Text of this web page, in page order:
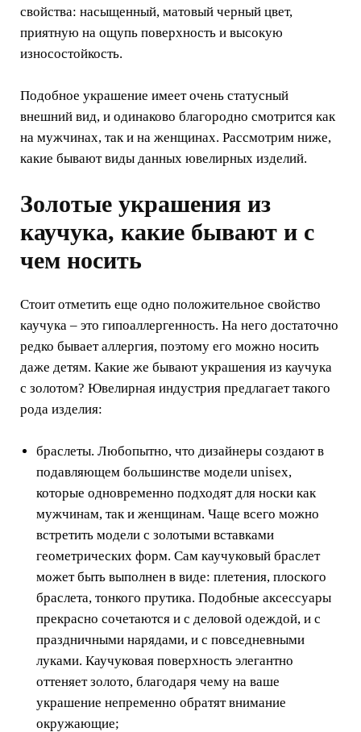
свойства: насыщенный, матовый черный цвет,
приятную на ощупь поверхность и высокую
износостойкость.
Подобное украшение имеет очень статусный
внешний вид, и одинаково благородно смотрится как
на мужчинах, так и на женщинах. Рассмотрим ниже,
какие бывают виды данных ювелирных изделий.
Золотые украшения из
каучука, какие бывают и с
чем носить
Стоит отметить еще одно положительное свойство
каучука – это гипоаллергенность. На него достаточно
редко бывает аллергия, поэтому его можно носить
даже детям. Какие же бывают украшения из каучука
с золотом? Ювелирная индустрия предлагает такого
рода изделия:
браслеты. Любопытно, что дизайнеры создают в
подавляющем большинстве модели unisex,
которые одновременно подходят для носки как
мужчинам, так и женщинам. Чаще всего можно
встретить модели с золотыми вставками
геометрических форм. Сам каучуковый браслет
может быть выполнен в виде: плетения, плоского
браслета, тонкого прутика. Подобные аксессуары
прекрасно сочетаются и с деловой одеждой, и с
праздничными нарядами, и с повседневными
луками. Каучуковая поверхность элегантно
оттеняет золото, благодаря чему на ваше
украшение непременно обратят внимание
окружающие;